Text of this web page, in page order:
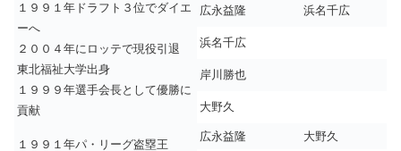
１９９１年ドラフト３位でダイエ
ーへ
２００４年にロッテで現役引退
東北福祉大学出身
１９９９年選手会長として優勝に
貢献
広永益隆 浜名千広
浜名千広
岸川勝也
大野久
１９９１年パ・リーグ盗塁王
広永益隆
大野久